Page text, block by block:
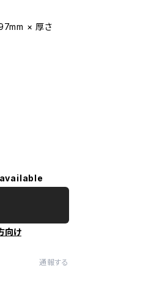
× 厚さ
向け
通報する